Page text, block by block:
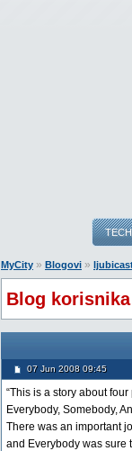
MyCity » Blogovi »
Blog
07 Jun 2008 09:45
“This is a story about
Everybody, Somebody,
There was an important
and Everybody was sure